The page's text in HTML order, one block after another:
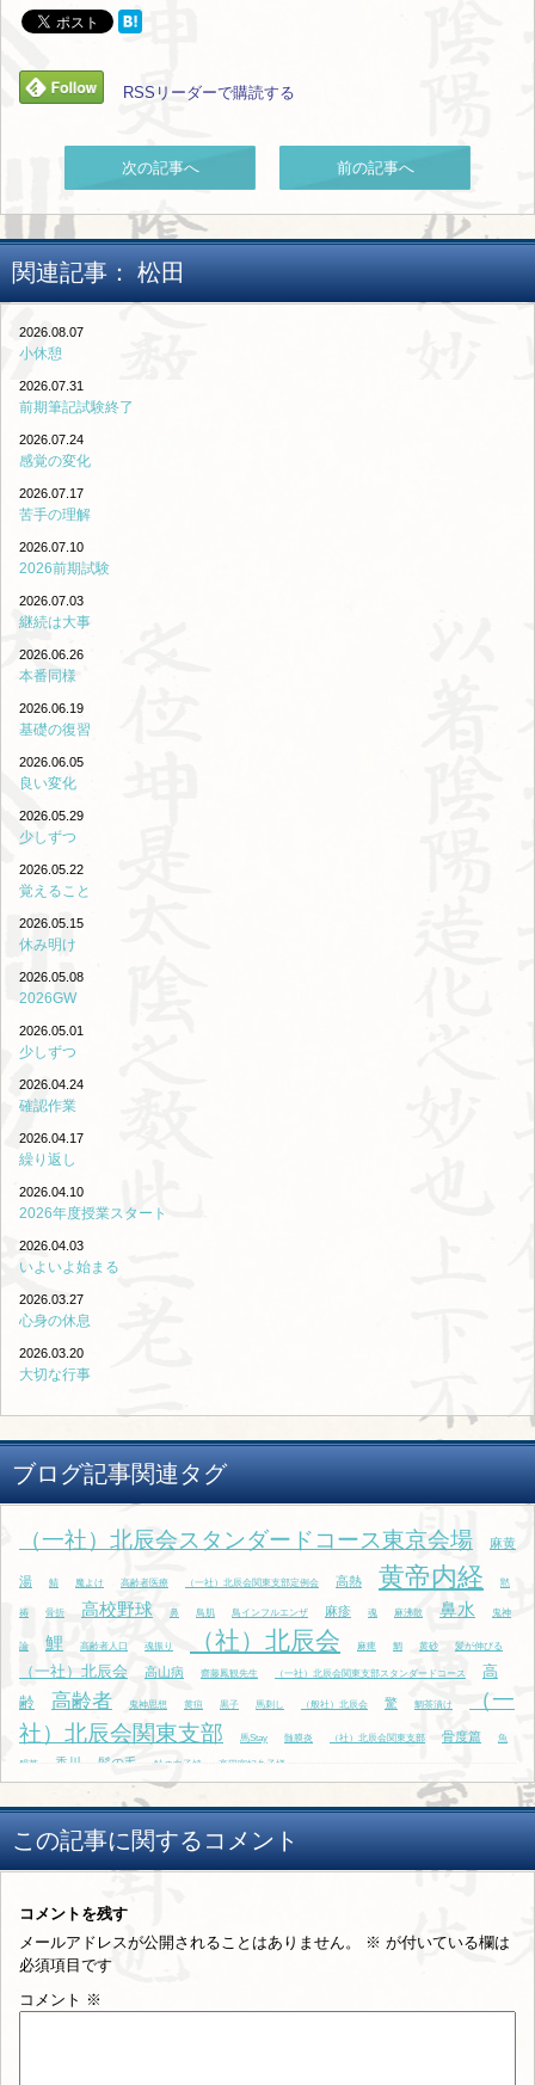
RSSリーダーで購読する
次の記事へ 前の記事へ
関連記事： 松田
2026.08.07
小休憩
2026.07.31
前期筆記試験終了
2026.07.24
感覚の変化
2026.07.17
苦手の理解
2026.07.10
2026前期試験
2026.07.03
継続は大事
2026.06.26
本番同様
2026.06.19
基礎の復習
2026.06.05
良い変化
2026.05.29
少しずつ
2026.05.22
覚えること
2026.05.15
休み明け
2026.05.08
2026GW
2026.05.01
少しずつ
2026.04.24
確認作業
2026.04.17
繰り返し
2026.04.10
2026年度授業スタート
2026.04.03
いよいよ始まる
2026.03.27
心身の休息
2026.03.20
大切な行事
ブログ記事関連タグ
（一社）北辰会スタンダードコース東京会場 麻黄
湯 鯖 魔よけ 高齢者医療 （一社）北辰会関東支部定例会 高熱 黄帝内経 黙
祷 骨折 高校野球 鼻 鳥肌 鳥インフルエンザ 麻疹 魂 麻沸散 鼻水 鬼神
論 鯉 高齢者人口 魂振り （社）北辰会 麻痺 鯛 黄砂 髪が伸びる
（一社）北辰会 高山病 齋藤鳳観先生 （一社）北辰会関東支部スタンダードコース
高
齢
高齢者 鬼神思想 黄疸 黒子 馬刺し （般社）北辰会 驚 鯛茶漬け
（一
社）北辰会関東支部
馬Stay 髄膜炎 （社）北辰会関東支部 骨度篇 魚
腥草 香川 髪の毛 鮭の白子焼 高円宮妃久子様
この記事に関するコメント
コメントを残す
メールアドレスが公開されることはありません。
※ が付いている欄は
必須項目です
コメント ※